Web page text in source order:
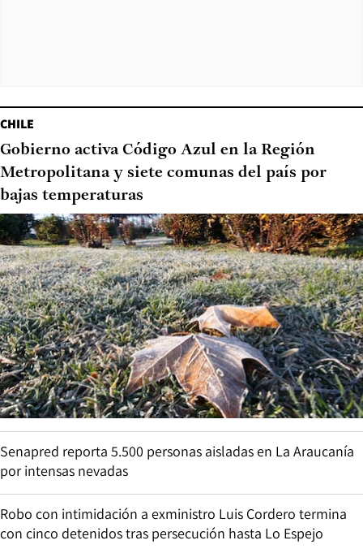
CHILE
Gobierno activa Código Azul en la Región
Metropolitana y siete comunas del país por
bajas temperaturas
Senapred reporta 5.500 personas aisladas en La Araucanía
por intensas nevadas
Robo con intimidación a exministro Luis Cordero termina
con cinco detenidos tras persecución hasta Lo Espejo